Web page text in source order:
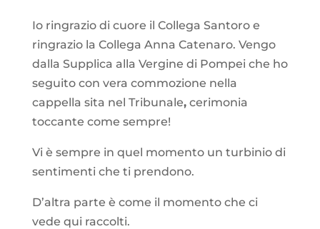
Io ringrazio di cuore il Collega Santoro e
ringrazio la Collega Anna Catenaro. Vengo
dalla Supplica alla Vergine di Pompei che ho
seguito con vera commozione nella
cappella sita nel Tribunale,cerimonia
toccante come sempre!
Vi è sempre in quel momento un turbinio di
sentimenti che ti prendono.
D’altra parte è come il momento che ci
vede qui raccolti.